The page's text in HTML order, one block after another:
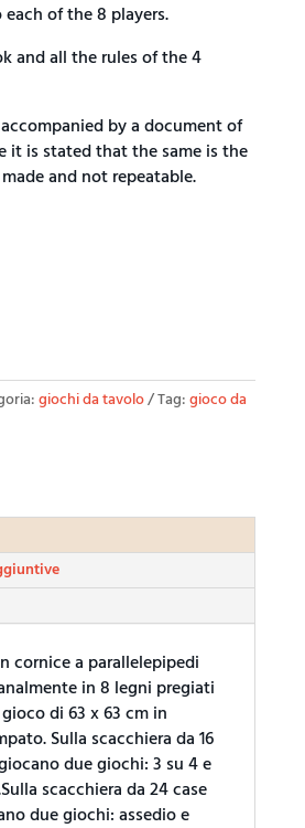
of the 8 players.
and all the rules of the 4
by a document of
it is stated that the same is the
and not repeatable.
giochi da tavolo Tag:gioco da
cornice a parallelepipedi
in 8 legni pregiati
di 63 x 63 cm in
Sulla scacchiera da 16
due giochi: 3 su 4 e
scacchiera da 24 case
due giochi: assedio e